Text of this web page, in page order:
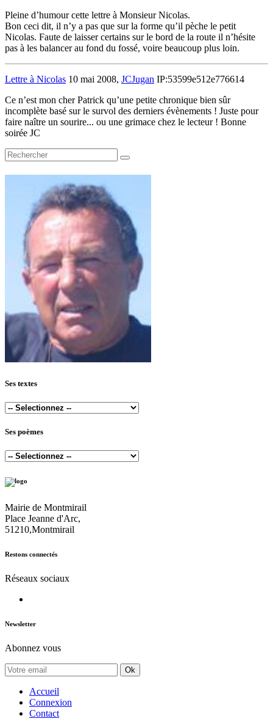
Pleine d’humour cette lettre à Monsieur Nicolas.
Bon ceci dit, il n’y a pas que sur la forme qu’il pèche le petit
Nicolas. Faute de laisser certains sur le bord de la route il n’hésite
pas à les balancer au fond du fossé, voire beaucoup plus loin.
Lettre à Nicolas 10 mai 2008, JCJugan IP:53599e512e776614
Ce n’est mon cher Patrick qu’une petite chronique bien sûr
incomplète basé sur le survol des derniers évènements ! Juste pour
faire naître un sourire... ou une grimace chez le lecteur ! Bonne
soirée JC
Ses textes
Ses poèmes
Mairie de Montmirail
Place Jeanne d'Arc,
51210,Montmirail
Restons connectés
Réseaux sociaux
Newsletter
Abonnez vous
Ok
Accueil
Connexion
Contact